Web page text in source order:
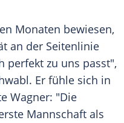
Monaten bewiesen,
an der Seitenlinie
perfekt zu uns passt",
. Er fühle sich in
Wagner: "Die
Mannschaft als